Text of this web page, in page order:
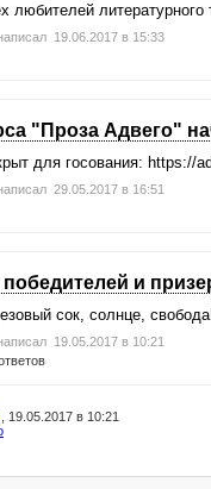
любителей
19.06.2017 в 15:33
"Проза Адвего"
для госования: https://
29.05.2017 в 16:51
и
сок, солнце,
19.05.2017 в 10:21
, 19.05.2017 в 10:21